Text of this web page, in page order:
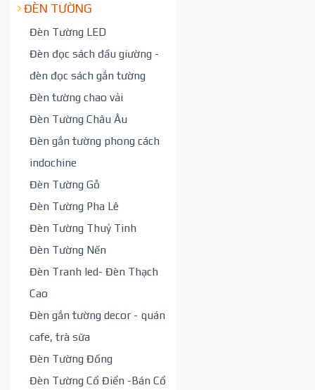
ĐÈN TƯỜNG
Đèn Tường LED
Đèn đọc sách đầu giường -
đèn đọc sách gắn tường
Đèn tường chao vải
Đèn Tường Châu Âu
Đèn gắn tường phong cách
indochine
Đèn Tường Gỗ
Đèn Tường Pha Lê
Đèn Tường Thuỷ Tinh
Đèn Tường Nến
Đèn Tranh led- Đèn Thạch
Cao
Đèn gắn tường decor - quán
cafe, trà sữa
Đèn Tường Đồng
Đèn Tường Cổ Điển -Bán Cổ